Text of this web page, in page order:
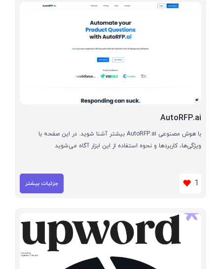
AutoRFP.ai
با هوش مصنوعی AutoRFP.ai بیشتر آشنا شوید. در این صفحه با
ویژگی‌ها، کاربردها و نحوه استفاده از این ابزار آگاه می‌شوید
1 جزئیات بیشتر